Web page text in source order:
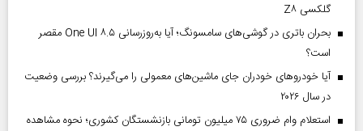
گلکسی Z۸
بحران باتری در گوشی‌های سامسونگ؛ آیا به‌روزرسانی One UI ۸.۵ مقصر
است؟
آیا خودروهای خودران جای ماشین‌های معمولی را می‌گیرند؟ بررسی وضعیت
در سال ۲۰۲۶
استعلام وام ضروری ۷۵ میلیون تومانی بازنشستگان کشوری؛ نحوه مشاهده